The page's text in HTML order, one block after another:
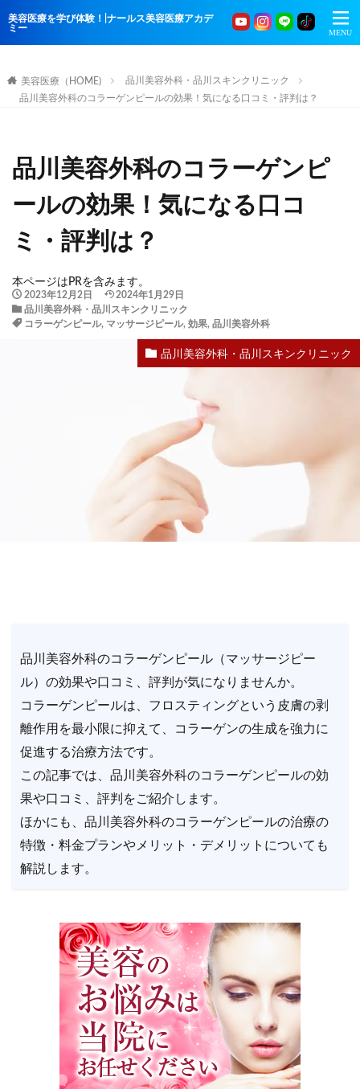
美容医療を学び体験！|ナールス美容医療アカデ
ミー
美容医療（HOME)
品川美容外科・品川スキンクリニック
品川美容外科のコラーゲンピールの効果！気になる口コミ・評判は？
品川美容外科のコラーゲンピ
ールの効果！気になる口コ
ミ・評判は？
本ページはPRを含みます。
2023年12月2日
2024年1月29日
品川美容外科・品川スキンクリニック
コラーゲンピール, マッサージピール, 効果, 品川美容外科
品川美容外科・品川スキンクリニック
品川美容外科のコラーゲンピール（マッサージピー
ル）の効果や口コミ、評判が気になりませんか。
コラーゲンピールは、フロスティングという皮膚の剥
離作用を最小限に抑えて、コラーゲンの生成を強力に
促進する治療方法です。
この記事では、品川美容外科のコラーゲンピールの効
果や口コミ、評判をご紹介します。
ほかにも、品川美容外科のコラーゲンピールの治療の
特徴・料金プランやメリット・デメリットについても
解説します。